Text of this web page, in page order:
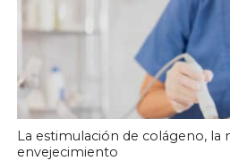
La estimulación de colágeno, la
envejecimiento